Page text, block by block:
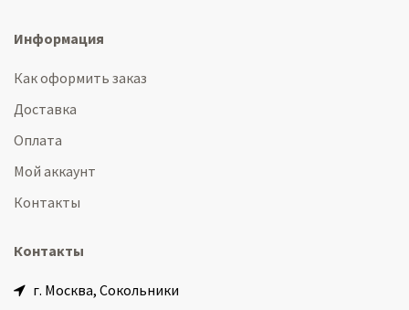
Информация
Как оформить заказ
Доставка
Оплата
Мой аккаунт
Контакты
Контакты
г. Москва, Сокольники